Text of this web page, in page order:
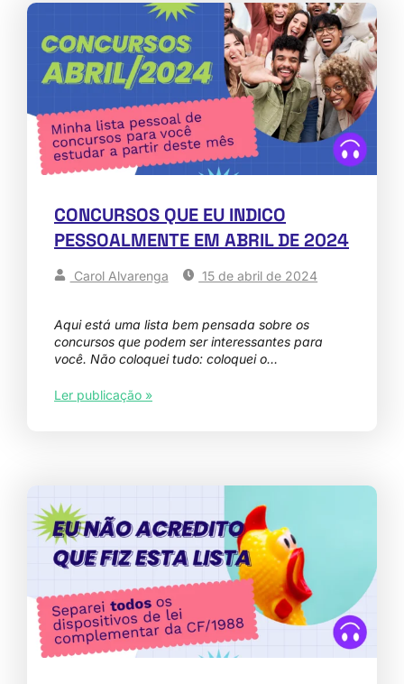
CONCURSOS QUE EU INDICO
PESSOALMENTE EM ABRIL DE 2024
Carol Alvarenga 15 de abril de 2024
Aqui está uma lista bem pensada sobre os
concursos que podem ser interessantes para
você. Não coloquei tudo: coloquei o…
Ler publicação »